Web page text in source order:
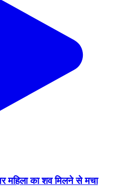
महिला का शव मिलने से मचा